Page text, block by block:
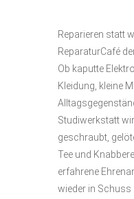
Reparieren statt
ReparaturCafé
Ob kaputte
Kleidung, kleine
Studiwerkstatt
geschraubt,
Tee und
erfahrene
wieder in Schuss